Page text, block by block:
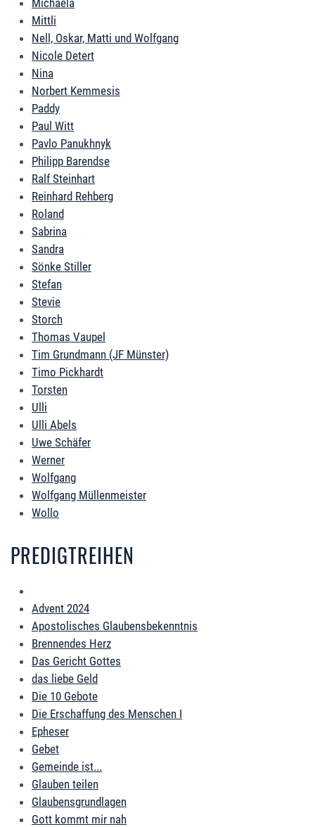
Michaela
Mittli
Nell, Oskar, Matti und Wolfgang
Nicole Detert
Nina
Norbert Kemmesis
Paddy
Paul Witt
Pavlo Panukhnyk
Philipp Barendse
Ralf Steinhart
Reinhard Rehberg
Roland
Sabrina
Sandra
Sönke Stiller
Stefan
Stevie
Storch
Thomas Vaupel
Tim Grundmann (JF Münster)
Timo Pickhardt
Torsten
Ulli
Ulli Abels
Uwe Schäfer
Werner
Wolfgang
Wolfgang Müllenmeister
Wollo
PREDIGTREIHEN
Advent 2024
Apostolisches Glaubensbekenntnis
Brennendes Herz
Das Gericht Gottes
das liebe Geld
Die 10 Gebote
Die Erschaffung des Menschen I
Epheser
Gebet
Gemeinde ist...
Glauben teilen
Glaubensgrundlagen
Gott kommt mir nah